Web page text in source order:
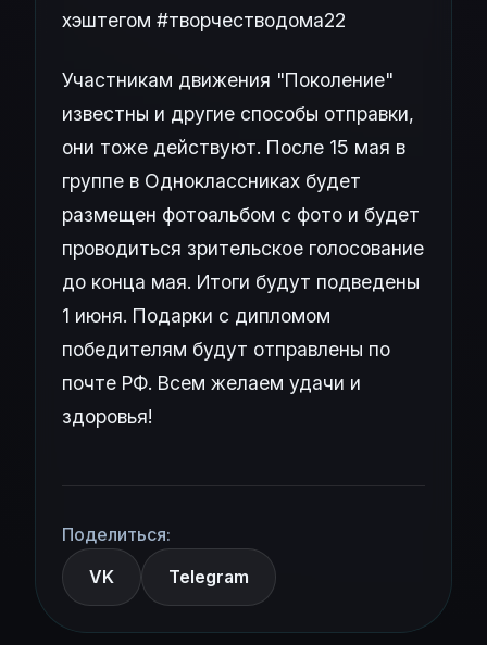
хэштегом #творчестводома22
Участникам движения "Поколение"
известны и другие способы отправки,
они тоже действуют. После 15 мая в
группе в Одноклассниках будет
размещен фотоальбом с фото и будет
проводиться зрительское голосование
до конца мая. Итоги будут подведены
1 июня. Подарки с дипломом
победителям будут отправлены по
почте РФ. Всем желаем удачи и
здоровья!
Поделиться:
VK
Telegram